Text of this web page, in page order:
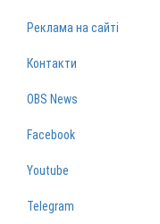
Реклама на сайті
Контакти
OBS News
Facebook
Youtube
Telegram